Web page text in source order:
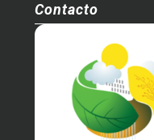
Contacto